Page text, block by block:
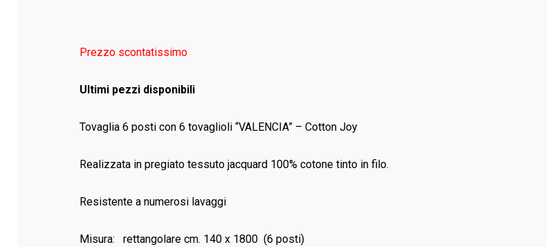
Prezzo scontatissimo
Ultimi pezzi disponibili
Tovaglia 6 posti con 6 tovaglioli “VALENCIA” – Cotton Joy
Realizzata in pregiato tessuto jacquard 100% cotone tinto in filo.
Resistente a numerosi lavaggi
Misura: rettangolare cm. 140 x 1800 (6 posti)